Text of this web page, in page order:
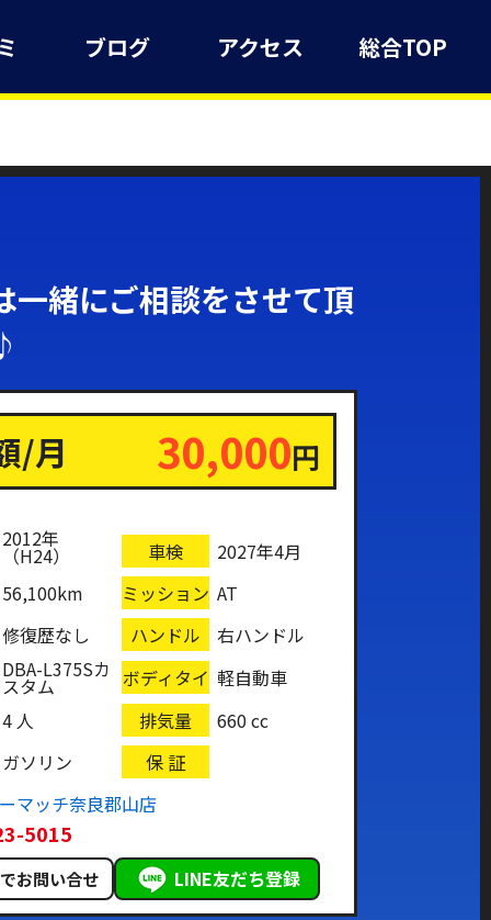
ブログ アクセス 総合TOP
緒にご相談をさせて頂
/月 30,000円
2012年
（H24） 車検
2027年4月
56,100km
ミッション AT
修復歴なし
ハンドル
右ハンドル
DBA-L375Sカ
スタム
ボディタイ
プ
軽自動車
4 人
排気量
660 cc
ガソリン
保 証
マッチ奈良郡山店
5015
お問い合せ LINE友だち登録